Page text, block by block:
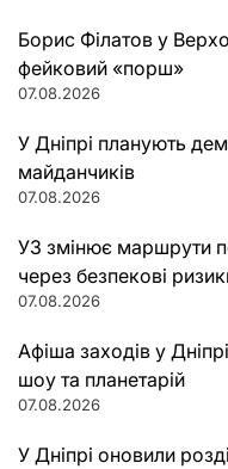
Борис Філатов у
фейковий «порш»
07.08.2026
У Дніпрі планують
майданчиків
07.08.2026
УЗ змінює маршрути
через безпекові
07.08.2026
Афіша заходів у
шоу та планетарій
07.08.2026
У Дніпрі оновили